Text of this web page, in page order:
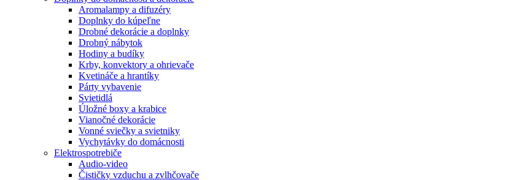
Aromalampy a difuzéry
Doplnky do kúpeľne
Drobné dekorácie a doplnky
Drobný nábytok
Hodiny a budíky
Krby, konvektory a ohrievače
Kvetináče a hrantíky
Párty vybavenie
Svietidlá
Úložné boxy a krabice
Vianočné dekorácie
Vonné sviečky a svietniky
Vychytávky do domácnosti
Elektrospotrebiče
Audio-video
Čističky vzduchu a zvlhčovače